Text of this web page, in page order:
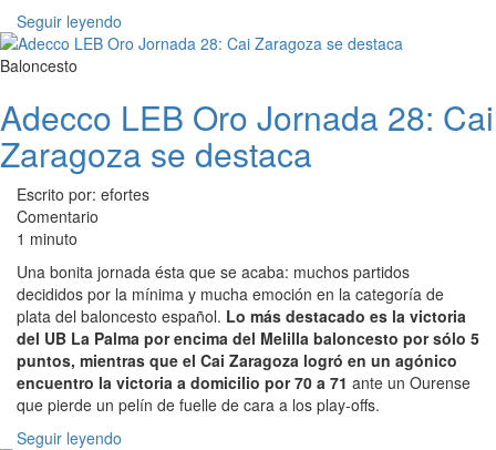
Seguir leyendo
Baloncesto
Adecco LEB Oro Jornada 28: Cai
Zaragoza se destaca
Escrito por: efortes
Comentario
1 minuto
Una bonita jornada ésta que se acaba: muchos partidos
decididos por la mínima y mucha emoción en la categoría de
plata del baloncesto español. Lo más destacado es la victoria
del UB La Palma por encima del Melilla baloncesto por sólo 5
puntos, mientras que el Cai Zaragoza logró en un agónico
encuentro la victoria a domicilio por 70 a 71 ante un Ourense
que pierde un pelín de fuelle de cara a los play-offs.
Seguir leyendo